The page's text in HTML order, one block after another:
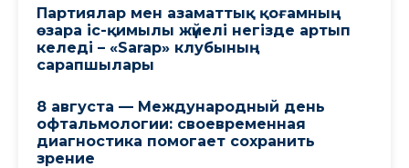
Партиялар мен азаматтық қоғамның
өзара іс-қимылы жүйелі негізде артып
келеді – «Sarap» клубының
сарапшылары
8 августа — Международный день
офтальмологии: своевременная
диагностика помогает сохранить
зрение